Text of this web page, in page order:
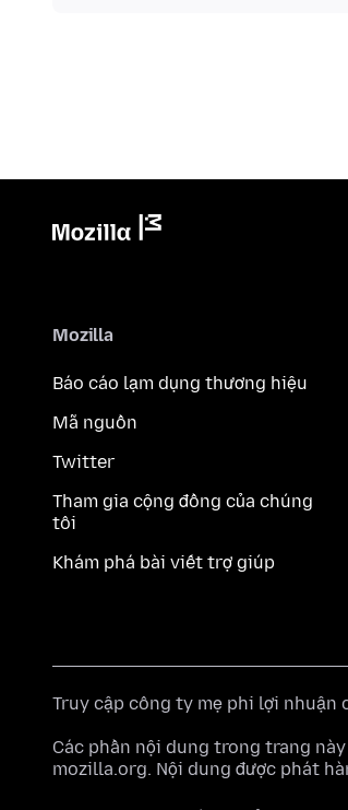
Mozilla
Báo cáo lạm dụng thương hiệu
Mã nguồn
Twitter
Tham gia cộng đồng của chúng
tôi
Khám phá bài viết trợ giúp
Truy cập công ty mẹ phi lợi nhuận
Các phần nội dung trong trang
mozilla.org. Nội dung được phát